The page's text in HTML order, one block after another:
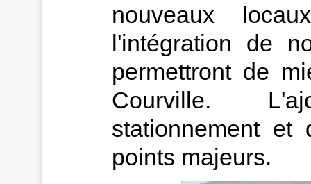
nouveaux
l'intégration de
permettront de
Courville.
stationnement
points majeurs.